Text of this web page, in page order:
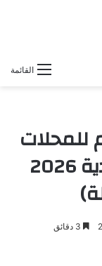
القائمة
للمحلات
واسعارها فى السعودية 2026